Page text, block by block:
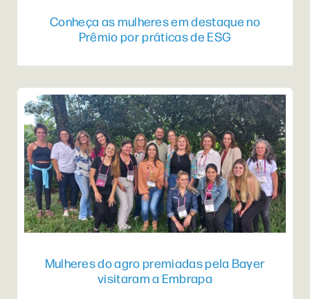
Conheça as mulheres em destaque no
Prêmio por práticas de ESG
Mulheres do agro premiadas pela Bayer
visitaram a Embrapa